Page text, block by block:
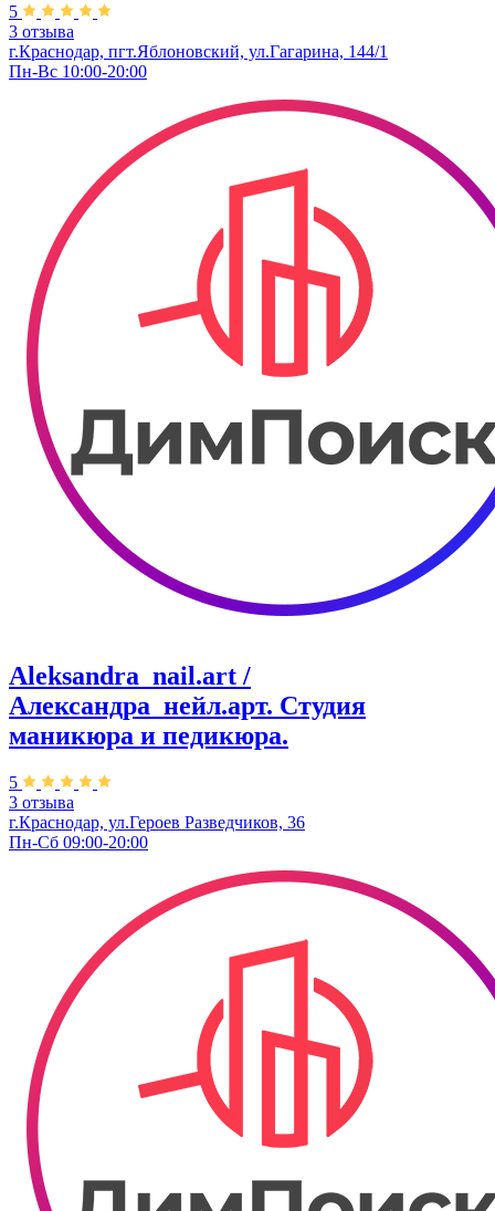
5
3 отзыва
г.Краснодар, пгт.Яблоновский, ул.Гагарина, 144/1
Пн-Вс 10:00-20:00
Aleksandra_nail.art /
Александра_нейл.арт. Студия
маникюра и педикюра.
5
3 отзыва
г.Краснодар, ул.Героев Разведчиков, 36
Пн-Сб 09:00-20:00